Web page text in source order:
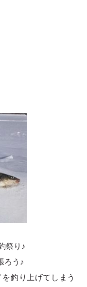
祭り♪
ろう♪
釣り上げてしまう